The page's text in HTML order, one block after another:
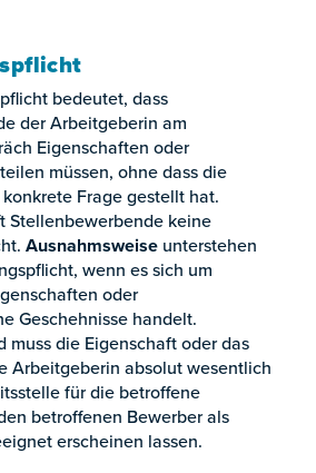
bedeutet, dass
der Arbeitgeberin am
Eigenschaften oder
müssen, ohne dass die
Frage gestellt hat.
Stellenbewerbende keine
Ausnahmsweise unterstehen
wenn es sich um
oder
Geschehnisse handelt.
muss die Eigenschaft oder das
Arbeitgeberin absolut wesentlich
für die betroffene
betroffenen Bewerber als
erscheinen lassen.